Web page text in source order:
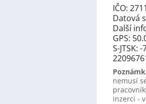
IČO:
Datová
Další
GPS:
S-JTSK:
nemusí
inzerci -